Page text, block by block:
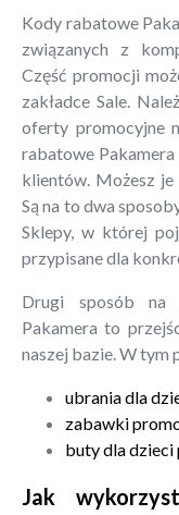
Kody rabatowe
związanych z
Część promocji
zakładce Sale.
oferty promocyjne
rabatowe
klientów. Możesz je
Są na to dwa
Sklepy, w której
przypisane dla
Drugi sposób na
Pakamera to
naszej bazie. W tym
ubrania dla
zabawki
buty dla dzieci
Jak